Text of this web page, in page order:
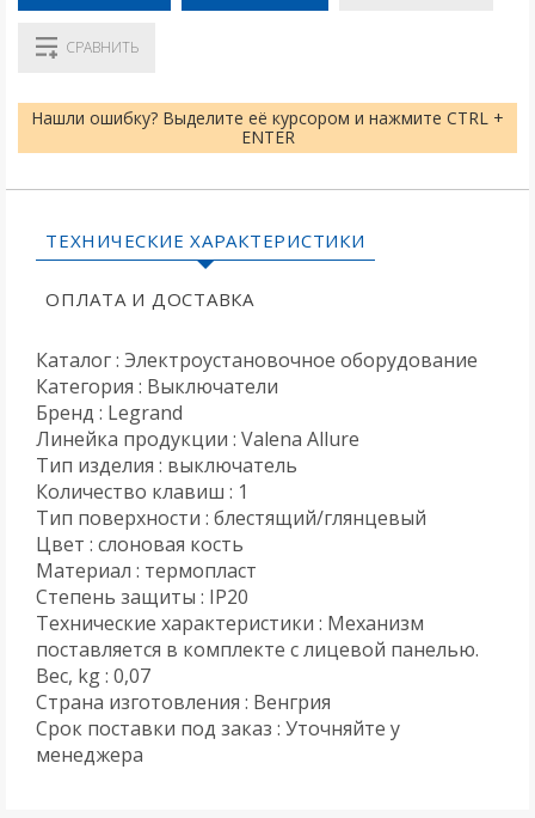
СРАВНИТЬ
Нашли ошибку? Выделите её курсором и нажмите CTRL +
ENTER
ТЕХНИЧЕСКИЕ ХАРАКТЕРИСТИКИ
ОПЛАТА И ДОСТАВКА
Каталог : Электроустановочное оборудование
Категория : Выключатели
Бренд : Legrand
Линейка продукции : Valena Allure
Тип изделия : выключатель
Количество клавиш : 1
Тип поверхности : блестящий/глянцевый
Цвет : слоновая кость
Материал : термопласт
Степень защиты : IP20
Технические характеристики : Механизм
поставляется в комплекте с лицевой панелью.
Вес, kg : 0,07
Страна изготовления : Венгрия
Срок поставки под заказ : Уточняйте у
менеджера